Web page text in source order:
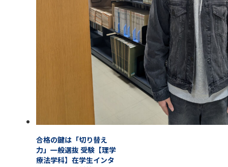
合格の鍵は「切り替え
力」一般選抜 受験【理学
療法学科】在学生インタ